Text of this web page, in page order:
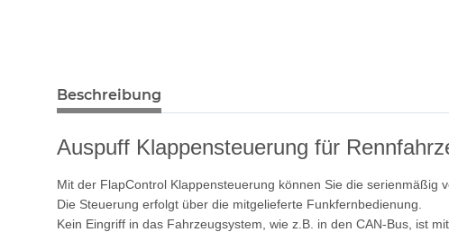
Beschreibung
Auspuff Klappensteuerung für
Mit der FlapControl Klappensteuerung können Sie die
Die Steuerung erfolgt über die mitgelieferte Funkfernbedienung.
Kein Eingriff in das Fahrzeugsystem, wie z.B. in den CAN-Bus, ist